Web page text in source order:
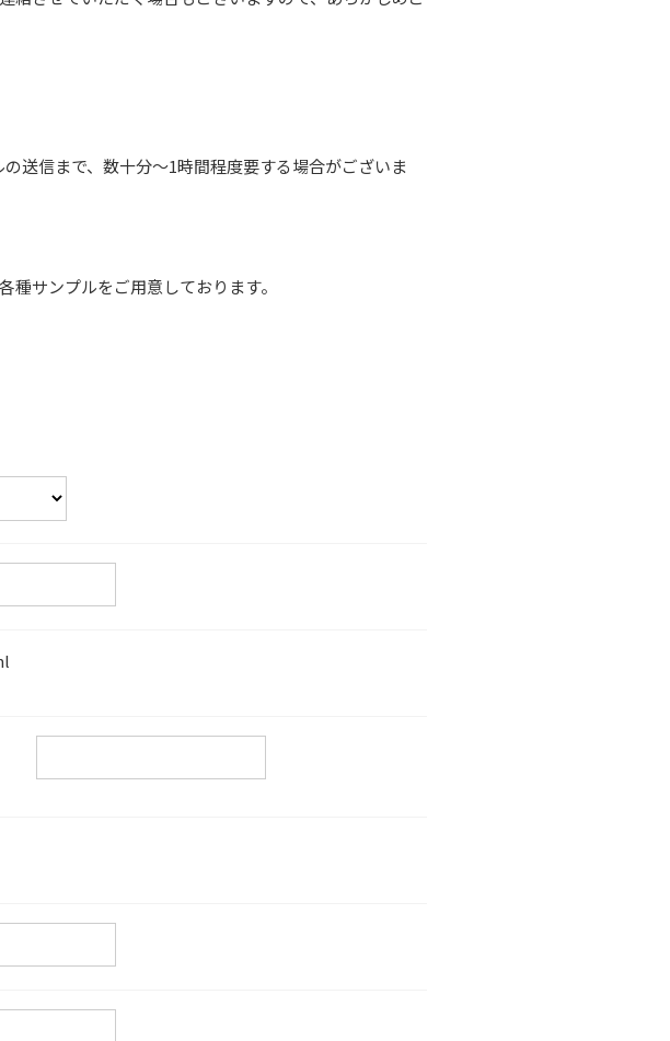
送信まで、数十分～1時間程度要する場合がございま
サンプルをご用意しております。